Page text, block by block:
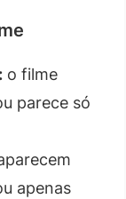
o filme
parece só
apenas